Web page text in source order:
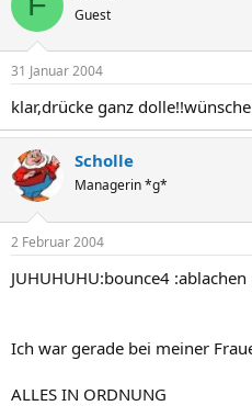
Guest
31 Januar 2004
klar,drücke ganz
Scholle
Managerin *g*
2 Februar 2004
JUHUHUHU:bounce4
Ich war gerade bei meiner
ALLES IN ORDNUNG